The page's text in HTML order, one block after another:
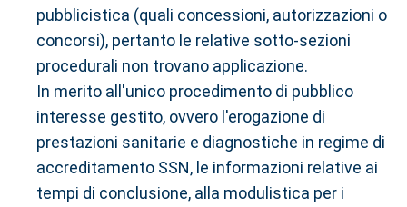
pubblicistica (quali concessioni, autorizzazioni o
concorsi), pertanto le relative sotto-sezioni
procedurali non trovano applicazione.
In merito all'unico procedimento di pubblico
interesse gestito, ovvero l'erogazione di
prestazioni sanitarie e diagnostiche in regime di
accreditamento SSN, le informazioni relative ai
tempi di conclusione, alla modulistica per i